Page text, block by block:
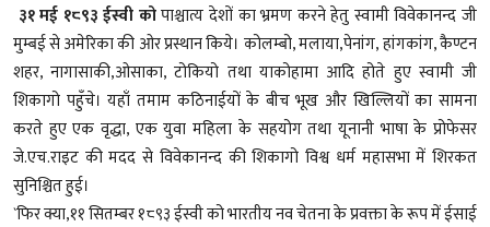
३१ मई १८९३ ईस्वी कोपाश्चात्य देशों का भ्रमण करने हेतु स्वामी विवेकानन्द जी
मुम्बई से अमेरिका की ओर प्रस्थान किये। कोलम्बो, मलाया,पेनांग, हांगकांग, कैण्टन
शहर, नागासाकी,ओसाका, टोकियो तथा याकोहामा आदि होते हुए स्वामी जी
शिकागो पहुँचे। यहाँ तमाम कठिनाईयों के बीच भूख और खिल्लियों का सामना
करते हुए एक वृद्धा, एक युवा महिला के सहयोग तथा यूनानी भाषा के प्रोफेसर
जे.एच.राइट की मदद से विवेकानन्द की शिकागो विश्व धर्म महासभा में शिरकत
सुनिश्चित हुई।
`फिर क्या,११ सितम्बर १८९३ ईस्वी को भारतीय नव चेतना के प्रवक्ता के रूप में ईसाई